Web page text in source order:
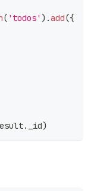
( 'todos' ) .add({
. _id)